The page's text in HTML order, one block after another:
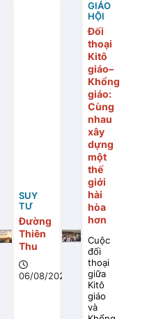
SUY
TƯ
Đường
Thiên
Thu
06/08/2026
GIÁO
HỘI
Đối
thoại
Kitô
giáo–
Khổng
giáo:
Cùng
nhau
xây
dựng
một
thế
giới
hài
hòa
hơn
Cuộc
đối
thoại
giữa
Kitô
giáo
và